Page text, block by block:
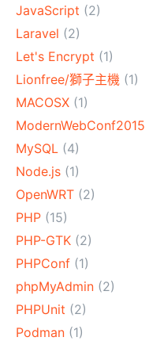
JavaScript (2)
Laravel (2)
Let's Encrypt (1)
Lionfree/獅子主機 (1)
MACOSX (1)
ModernWebConf2015
MySQL (4)
Node.js (1)
OpenWRT (2)
PHP (15)
PHP-GTK (2)
PHPConf (1)
phpMyAdmin (2)
PHPUnit (2)
Podman (1)